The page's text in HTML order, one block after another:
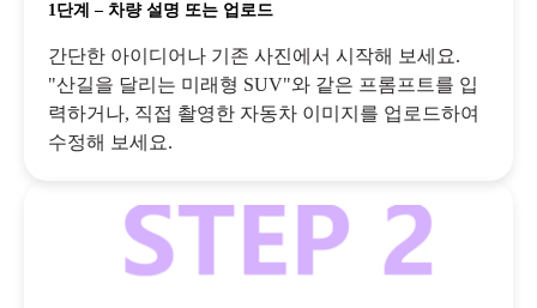
1단계 – 차량 설명 또는 업로드
간단한 아이디어나 기존 사진에서 시작해 보세요.
"산길을 달리는 미래형 SUV"와 같은 프롬프트를 입
력하거나, 직접 촬영한 자동차 이미지를 업로드하여
수정해 보세요.